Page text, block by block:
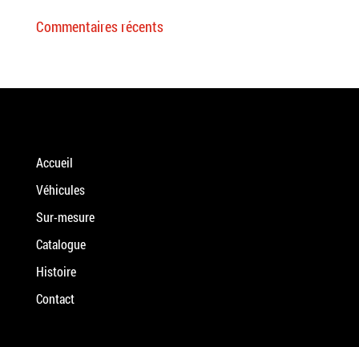
Commentaires récents
Accueil
Véhicules
Sur-mesure
Catalogue
Histoire
Contact